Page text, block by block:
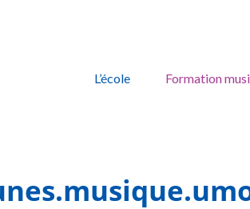
content
L’école Formation